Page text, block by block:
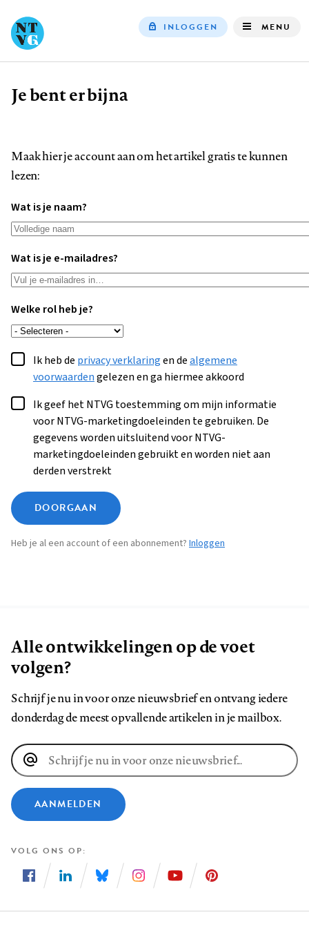
INLOGGEN MENU
Kruimelpad
Je bent er bijna
Maak hier je account aan om het artikel gratis te kunnen
lezen:
Wat is je naam?
Wat is je e-mailadres?
Welke rol heb je?
Ik heb de privacy verklaringen dealgemene
voorwaardengelezen en ga hiermee akkoord
Ik geef het NTVG toestemming om mijn informatie
voor NTVG-marketingdoeleinden te gebruiken. De
gegevens worden uitsluitend voor NTVG-
marketingdoeleinden gebruikt en worden niet aan
derden verstrekt
DOORGAAN
Heb je al een account of een abonnement? Inloggen
Alle ontwikkelingen op de voet
volgen?
Schrijf je nu in voor onze nieuwsbrief en ontvang iedere
donderdag de meest opvallende artikelen in je mailbox.
E-
mailadres
AANMELDEN
VOLG ONS OP
ons
ons
ons
ons
ons
ons